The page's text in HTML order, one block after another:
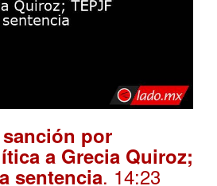
por
a Grecia Quiroz;
sentencia. 14:23